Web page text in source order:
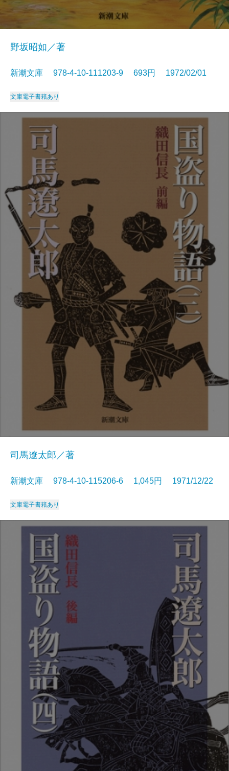
野坂昭如／著
新潮文庫 978-4-10-111203-9 693円 1972/02/01
文庫電子書籍あり
司馬遼太郎／著
新潮文庫 978-4-10-115206-6 1,045円 1971/12/22
文庫電子書籍あり